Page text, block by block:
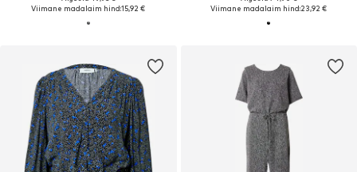
Viimane madalaim hind:15,92 €
Viimane madalaim hind:23,92 €